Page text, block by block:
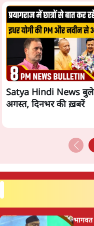
Satya Hindi News
अगस्त, दिनभर की ख़बरें
सर्वाधिक पढ़ी